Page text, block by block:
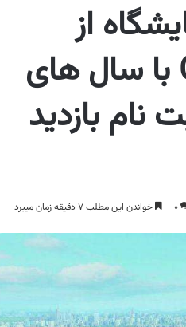
از
تفاوت های این دوره ChinaPlas با سال های
بازدید
0 خواندن این مطلب 7 دقیقه زمان میبرد